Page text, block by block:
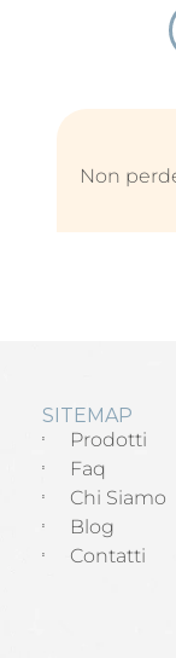
Non
SITEMAP
Prodotti
Faq
Chi Siamo
Blog
Contatti